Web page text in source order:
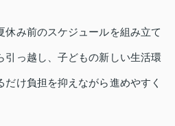
休み前のスケジュールを組み立て
引っ越し、子どもの新しい生活環
け負担を抑えながら進めやすく